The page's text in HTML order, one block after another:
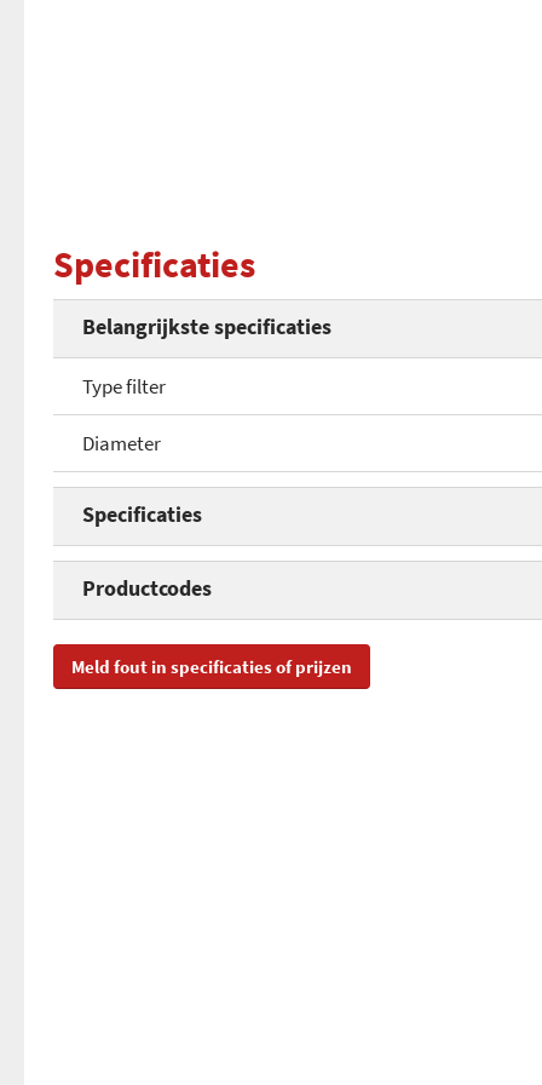
Specificaties
Belangrijkste specificaties
Type filter
Diameter
Specificaties
Type filter
Productcodes
SKU
Meld fout in specificaties of prijzen